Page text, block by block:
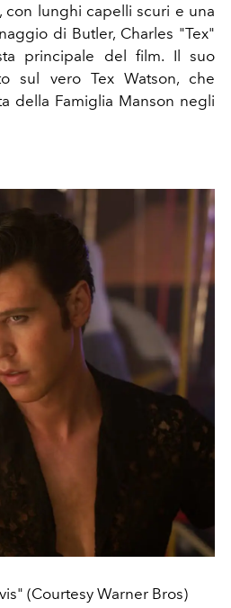
con lunghi capelli scuri e una
di Butler, Charles "Tex"
principale del film. Il suo
sul vero Tex Watson, che
della Famiglia Manson negli
(Courtesy Warner Bros)